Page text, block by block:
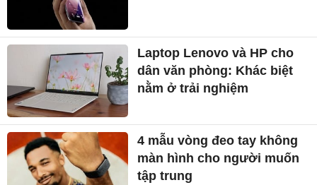
Laptop Lenovo và HP cho
dân văn phòng: Khác biệt
nằm ở trải nghiệm
4 mẫu vòng đeo tay không
màn hình cho người muốn
tập trung